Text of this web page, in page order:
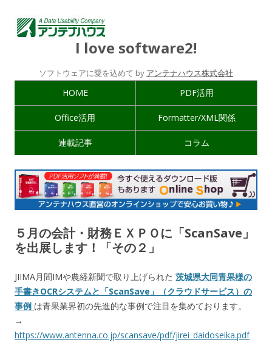
I love software2!
ソフトウェアに愛を込めて by アンテナハウス株式会社
HOME PDF活用
Office活用 Formatter/XML関係
連載記事 コラム
５月の会計・財務ＥＸＰＯに「ScanSave」
を出展します！「その２」
JIIMA月間IMや農経新聞で取り上げられた 茨城県大同青果様の
手書きOCRシステムと「ScanSave」（クラウドサービス）の
事例 は青果業界初の先進的な事例で注目を集めております。
→
https://www.antenna.co.jp/scansave/pdf/jirei_daidoseika.pdf